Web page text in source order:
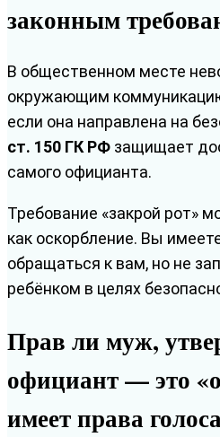
законным
В общественном месте
окружающим
если она направлена на
ст. 150 ГК РФ защищает
самого официанта.
Требование «закрой рот»
как оскорбление. Вы
обращаться к вам, но не
ребёнком в целях
Прав ли муж,
официант — это
имеет права